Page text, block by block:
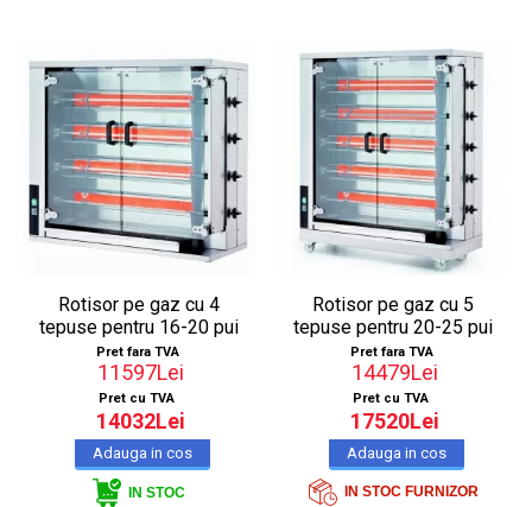
Rotisor pe gaz cu 4
tepuse pentru 16-20 pui
Pret fara TVA
11597Lei
Pret cu TVA
14032Lei
IN STOC
Rotisor pe gaz cu 5
tepuse pentru 20-25 pui
Pret fara TVA
14479Lei
Pret cu TVA
17520Lei
IN STOC FURNIZOR